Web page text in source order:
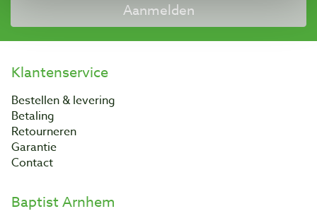
Aanmelden
Klantenservice
Bestellen & levering
Betaling
Retourneren
Garantie
Contact
Baptist Arnhem